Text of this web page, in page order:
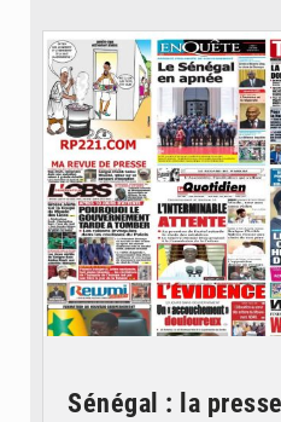
Sénégal : la